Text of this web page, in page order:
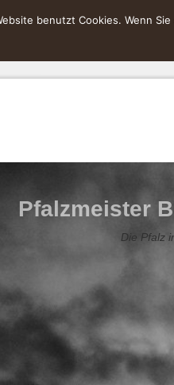
Pfalzmeister
Die Pfalz
benutzt Cookies. Wenn